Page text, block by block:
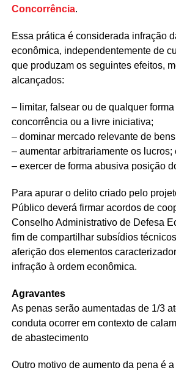
Concorrência.
Essa prática é considerada infração
econômica, independentemente de
que produzam os seguintes efeitos,
alcançados:
– limitar, falsear ou de qualquer
concorrência ou a livre iniciativa;
– dominar mercado relevante de
– aumentar arbitrariamente os lucros;
– exercer de forma abusiva posição
Para apurar o delito criado pelo
Público deverá firmar acordos de
Conselho Administrativo de Defesa
fim de compartilhar subsídios
aferição dos elementos
infração à ordem econômica.
Agravantes
As penas serão aumentadas de 1/3
conduta ocorrer em contexto de
de abastecimento
Outro motivo de aumento da pena é